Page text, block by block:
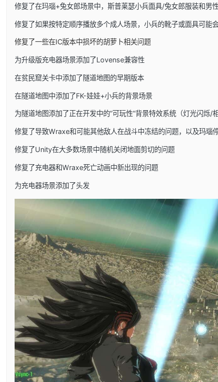
修复了在玛瑙+兔女郎场景中，斯普莱瑟小兵面具/兔女郎服装和男
修复了如果按特定顺序播放多个成人场景，小兵的靴子或面具可能
修复了一些在IC版本中损坏的胡萝卜相关问题
为升级版充电器场景添加了Lovense兼容性
在贫民窟关卡中添加了隧道地图的早期版本
在隧道地图中添加了FK-娃娃+小兵的背景场景
为隧道地图添加了正在开发中的”可玩性”背景特效系统（灯光闪烁/
修复了导致Wraxe和可能其他敌人在战斗中冻结的问题，以及玛瑙
修复了Unity在大多数场景中随机关闭地面剪切的问题
修复了充电器和Wraxe死亡动画中新出现的问题
为充电器场景添加了头发